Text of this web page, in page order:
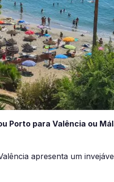
Porto para Valência ou
apresenta um